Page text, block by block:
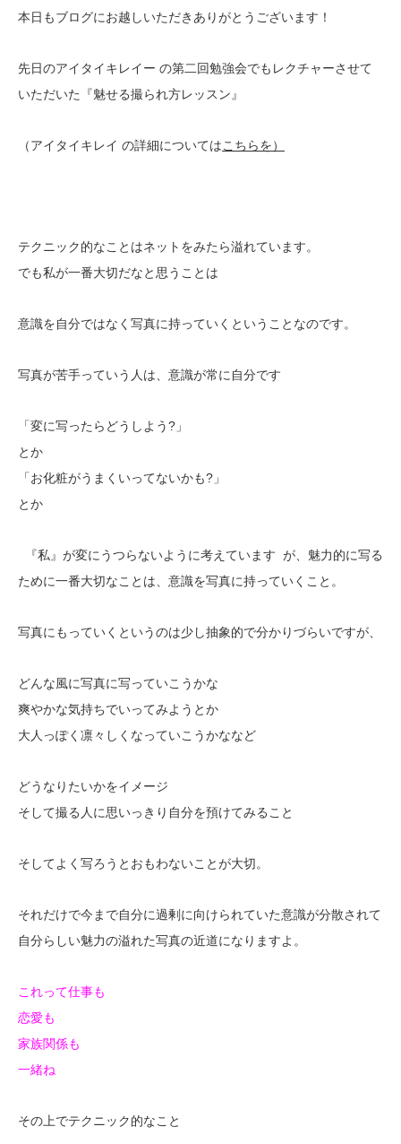
本日もブログにお越しいただきありがとうございます！
先日のアイタイキレイー の第二回勉強会でもレクチャーさせて
いただいた『魅せる撮られ方レッスン』
（アイタイキレイ の詳細についてはこちらを）
テクニック的なことはネットをみたら溢れています。
でも私が一番大切だなと思うことは
意識を自分ではなく写真に持っていくということなのです。
写真が苦手っていう人は、意識が常に自分です
「変に写ったらどうしよう?」
とか
「お化粧がうまくいってないかも?」
とか
『私』が変にうつらないように考えています が、魅力的に写る
ために一番大切なことは、意識を写真に持っていくこと。
写真にもっていくというのは少し抽象的で分かりづらいですが、
どんな風に写真に写っていこうかな
爽やかな気持ちでいってみようとか
大人っぽく凛々しくなっていこうかななど
どうなりたいかをイメージ
そして撮る人に思いっきり自分を預けてみること
そしてよく写ろうとおもわないことが大切。
それだけで今まで自分に過剰に向けられていた意識が分散されて
自分らしい魅力の溢れた写真の近道になりますよ。
これって仕事も
恋愛も
家族関係も
一緒ね
その上でテクニック的なこと